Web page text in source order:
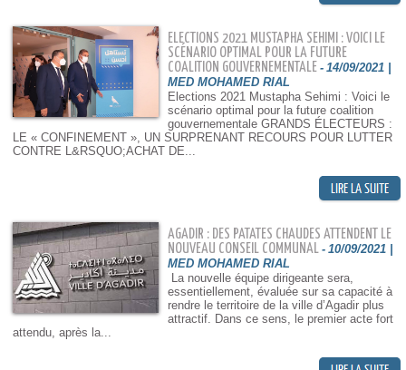
ELECTIONS 2021 MUSTAPHA SEHIMI : VOICI LE
SCÉNARIO OPTIMAL POUR LA FUTURE
COALITION GOUVERNEMENTALE - 14/09/2021 |
MED MOHAMED RIAL
Elections 2021 Mustapha Sehimi : Voici le
scénario optimal pour la future coalition
gouvernementale GRANDS ÉLECTEURS :
LE « CONFINEMENT », UN SURPRENANT RECOURS POUR LUTTER
CONTRE L&RSQUO;ACHAT DE...
AGADIR : DES PATATES CHAUDES ATTENDENT LE
NOUVEAU CONSEIL COMMUNAL - 10/09/2021 |
MED MOHAMED RIAL
La nouvelle équipe dirigeante sera,
essentiellement, évaluée sur sa capacité à
rendre le territoire de la ville d’Agadir plus
attractif. Dans ce sens, le premier acte fort
attendu, après la...